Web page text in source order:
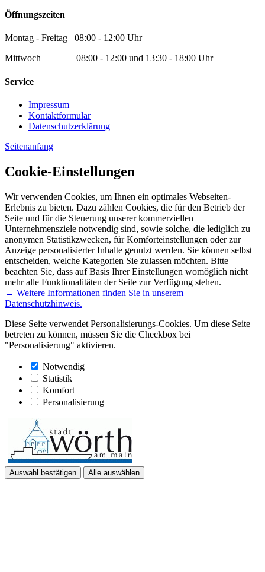
Öffnungszeiten
Montag - Freitag 08:00 - 12:00 Uhr
Mittwoch 08:00 - 12:00 und 13:30 - 18:00 Uhr
Service
Impressum
Kontaktformular
Datenschutzerklärung
Seitenanfang
Cookie-Einstellungen
Wir verwenden Cookies, um Ihnen ein optimales Webseiten-
Erlebnis zu bieten. Dazu zählen Cookies, die für den Betrieb der
Seite und für die Steuerung unserer kommerziellen
Unternehmensziele notwendig sind, sowie solche, die lediglich zu
anonymen Statistikzwecken, für Komforteinstellungen oder zur
Anzeige personalisierter Inhalte genutzt werden. Sie können selbst
entscheiden, welche Kategorien Sie zulassen möchten. Bitte
beachten Sie, dass auf Basis Ihrer Einstellungen womöglich nicht
mehr alle Funktionalitäten der Seite zur Verfügung stehen.
→ Weitere Informationen finden Sie in unserem
Datenschutzhinweis.
Diese Seite verwendet Personalisierungs-Cookies. Um diese Seite
betreten zu können, müssen Sie die Checkbox bei
"Personalisierung" aktivieren.
Notwendig
Statistik
Komfort
Personalisierung
Auswahl bestätigen Alle auswählen